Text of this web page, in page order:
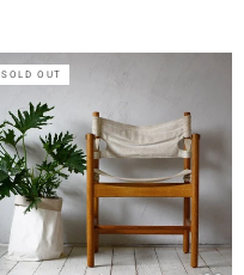
SOLD OUT